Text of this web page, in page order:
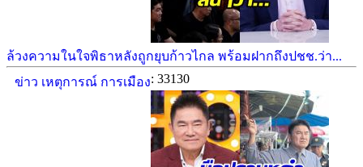
ล้วงความในใจพิธาหลังถูกยุบก้าวไกล พร้อมฝากถึงปชช.ว่า...
ข่าว เหตุการณ์ การเมือง: 33130